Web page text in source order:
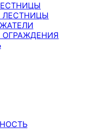
ЛЕСТНИЦЫ
ОГРАЖДЕНИЯ